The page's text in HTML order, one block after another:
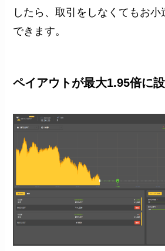
したら、取引をしなくてもお
できます。
ペイアウトが最大1.95倍に